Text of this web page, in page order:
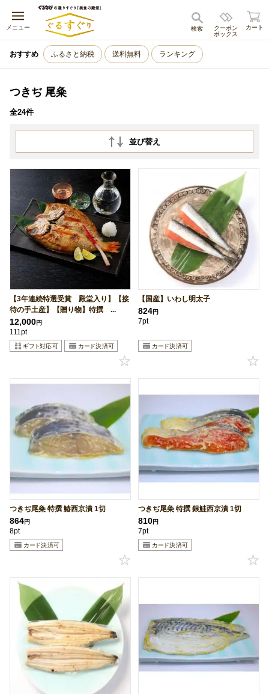
メニュー
キャンセル
クーポン
ボックス
検索 カート
おすすめ ふるさと納税 送料無料 ランキング
つきぢ 尾粂
全24件
並び替え
【3年連続特選受賞 殿堂入り】【接
待の手土産】【贈り物】特撰 ...
12,000円
111pt
【国産】いわし明太子
824円
7pt
つきぢ尾粂 特撰 鰆西京漬 1切
864円
8pt
つきぢ尾粂 特撰 銀鮭西京漬 1切
810円
7pt